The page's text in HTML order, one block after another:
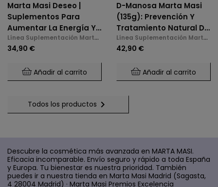
Marta Masi Deseo |
Suplementos Para
Aumentar La Energía Y
La Libido En La
Menopausia
Línea Suplementación Marta
Masi
34,90 €
Añadir al carrito
D-Manosa Marta Masi
(135g): Prevención Y
Tratamiento Natural De
La Cistitis E Infecciones
De Orina
Línea Suplementación Marta
Masi
42,90 €
Añadir al carrito
Todos los productos 
Descubre la cosmética más avanzada en MARTA MASI.
Eficacia incomparable. Envío seguro y rápido a toda España
y Europa. Tu bienestar es nuestra prioridad. También
puedes ir a nuestra tienda en Marta Masi Madrid (Sagasta,
4 28004 Madrid) · Marta Masi Premios Excelencia